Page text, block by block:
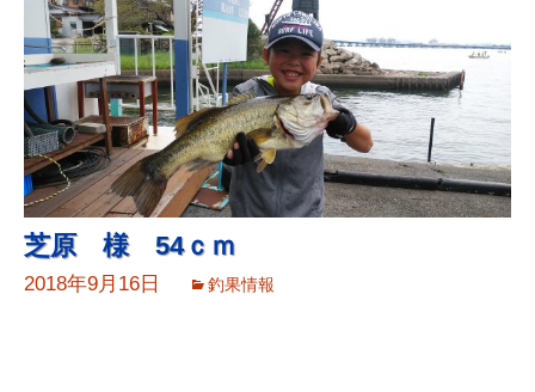
ツ
へ
ス
キ
ッ
プ
芝原 様 54ｃｍ
2018年9月16日 釣果情報